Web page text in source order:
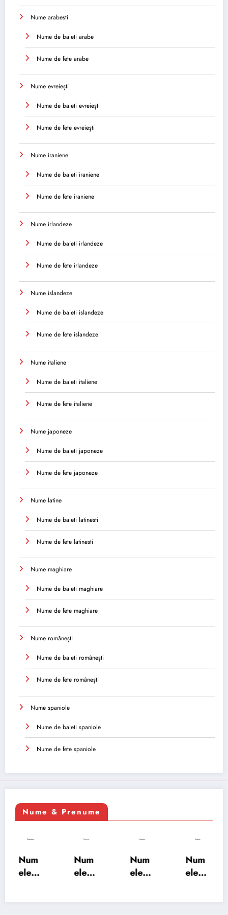
Nume arabesti
Nume de baieti arabe
Nume de fete arabe
Nume evreiești
Nume de baieti evreiești
Nume de fete evreiești
Nume iraniene
Nume de baieti iraniene
Nume de fete iraniene
Nume irlandeze
Nume de baieti irlandeze
Nume de fete irlandeze
Nume islandeze
Nume de baieti islandeze
Nume de fete islandeze
Nume italiene
Nume de baieti italiene
Nume de fete italiene
Nume japoneze
Nume de baieti japoneze
Nume de fete japoneze
Nume latine
Nume de baieti latinesti
Nume de fete latinesti
Nume maghiare
Nume de baieti maghiare
Nume de fete maghiare
Nume românești
Nume de baieti românești
Nume de fete românești
Nume spaniole
Nume de baieti spaniole
Nume de fete spaniole
Nume & Prenume
Num
ele
Num
ele
Num
ele
Num
ele